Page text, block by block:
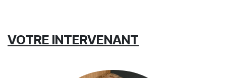
VOTRE INTERVENANT